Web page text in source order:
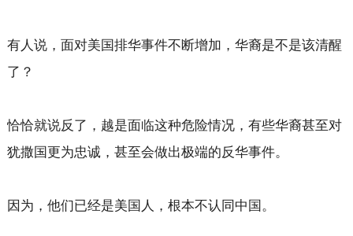
有人说，面对美国排华事件不断增加，华裔是不是该清醒
了？
恰恰就说反了，越是面临这种危险情况，有些华裔甚至对
犹撒国更为忠诚，甚至会做出极端的反华事件。
因为，他们已经是美国人，根本不认同中国。